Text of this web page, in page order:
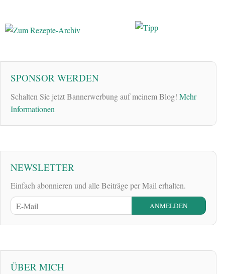
SPONSOR WERDEN
Schalten Sie jetzt Bannerwerbung auf meinem Blog! Mehr
Informationen
NEWSLETTER
Einfach abonnieren und alle Beiträge per Mail erhalten.
ÜBER MICH